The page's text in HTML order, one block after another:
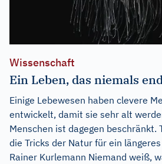
Wissenschaft
Ein Leben, das niemals
Einige Lebewesen haben clevere
entwickelt, damit sie sehr alt
Menschen ist dagegen beschränkt.
die Tricks der Natur für ein
Rainer Kurlemann Niemand weiß,